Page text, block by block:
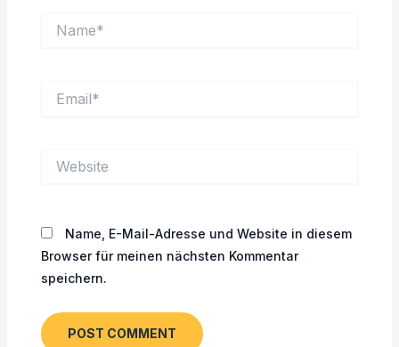
Name, E-Mail-Adresse und Website in diesem
Browser für meinen nächsten Kommentar
speichern.